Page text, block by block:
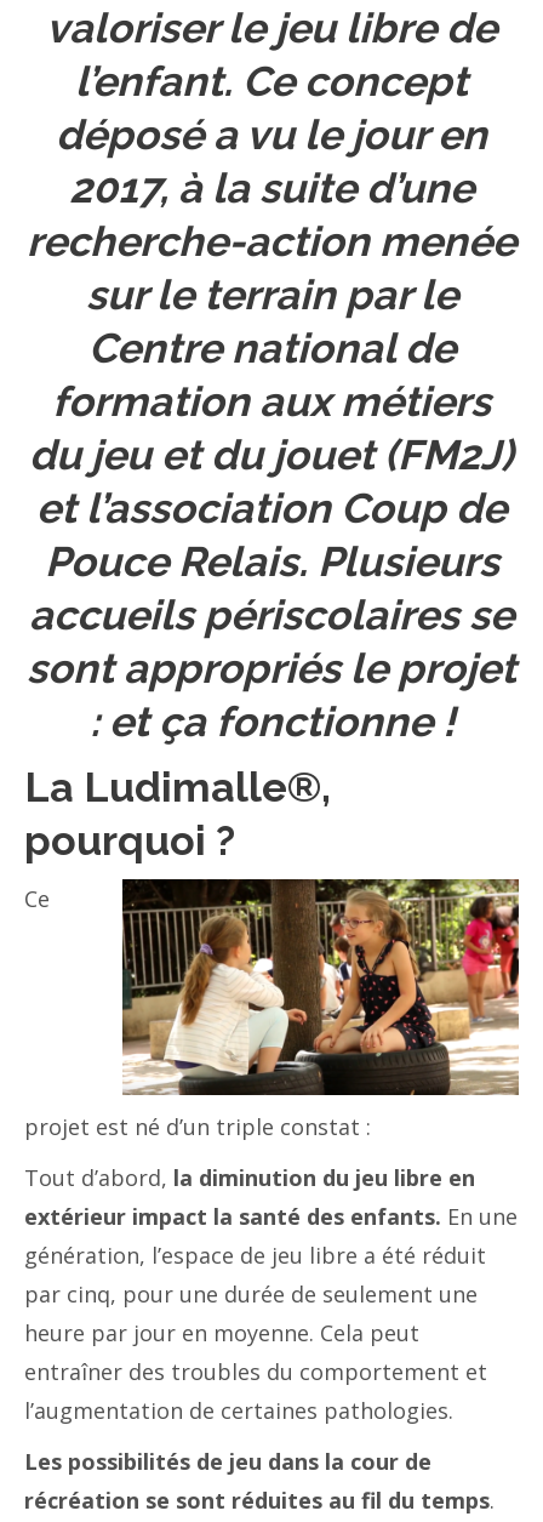
valoriser le jeu libre de
l’enfant. Ce concept
déposé a vu le jour en
2017, à la suite d’une
recherche-action menée
sur le terrain par le
Centre national de
formation aux métiers
du jeu et du jouet (FM2J)
et l’association Coup de
Pouce Relais. Plusieurs
accueils périscolaires se
sont appropriés le projet
: et ça fonctionne !
La Ludimalle®,
pourquoi ?
Ce
projet est né d’un triple constat :
Tout d’abord, la diminution du jeu libre en
extérieur impact la santé des enfants. En une
génération, l’espace de jeu libre a été réduit
par cinq, pour une durée de seulement une
heure par jour en moyenne. Cela peut
entraîner des troubles du comportement et
l’augmentation de certaines pathologies.
Les possibilités de jeu dans la cour de
récréation se sont réduites au fil du temps.